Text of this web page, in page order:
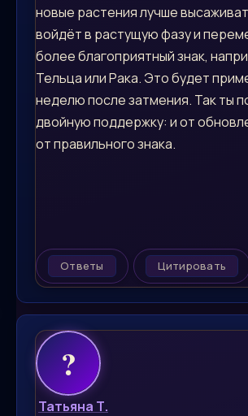
новые растения лучше
войдёт в растущую фазу и
более благоприятный знак,
Тельца или Рака. Это будет
неделю после затмения. Так ты
двойную поддержку: и от
от правильного знака.
Ответы Цитировать
Татьяна Т.